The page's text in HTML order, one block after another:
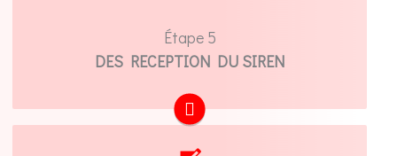
Étape 5
DES RECEPTION DU SIREN